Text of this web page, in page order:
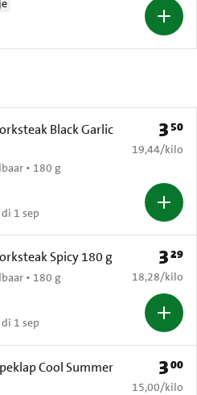
Black Garlic
• 180 g
1 sep
Prijs:
3 50
€ 19,44 per
19,44/kilo
Spicy 180 g
• 180 g
1 sep
Prijs:
329
€ 18,28 per
18,28/kilo
Cool Summer
Prijs:
300
€ 15,00 per
15,00/kilo